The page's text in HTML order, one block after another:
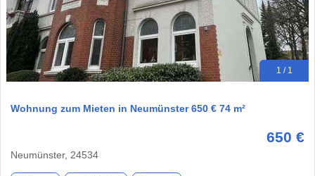
1 / 1
Wohnung zum Mieten in Neumünster 650 € 74 m²
650 €
Neumünster, 24534